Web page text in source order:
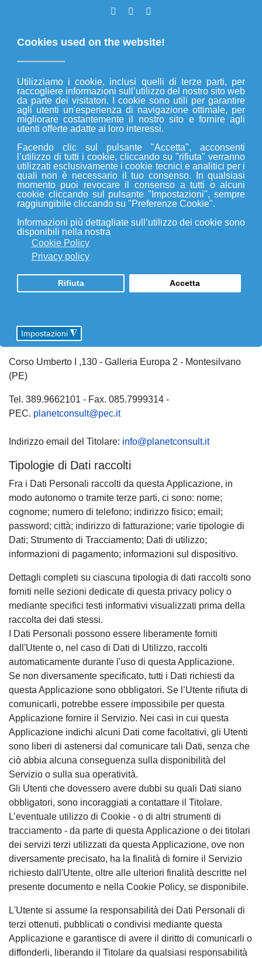
Cookies used on the website!
Utilizziamo i cookie, inclusi quelli di terze parti, per
raccogliere informazioni sull’utilizzo del nostro sito web
da parte dei visitatori. I cookie sono utili per garantire
agli utenti un'esperienza di navigazione ottimale, per
migliorare costantemente il nostro sito e fornire agli
utenti offerte adatte ai loro interessi.
Facendo clic sul pulsante "Accetta", acconsenti
l’utilizzo di tutti i cookie, cliccando su "rifiuta" verranno
utilizzati esclusivamente i cookie tecnici e analitici per i
quali non è necessario il tuo consenso. In qualsiasi
momento puoi revocare il consenso a tutti o alcuni
cookie cliccando sul pulsante "Impostazioni", sempre
raggiungibile cliccando su "Preferenze Cookie".
Informazioni più dettagliate sull’utilizzo dei cookie sono
disponibili nella nostra
Impostazioni ◮
Cookie Policy
Privacy policy
Rifiuta Accetta
Privacy Policy
Privacy
Privacy Policy del sito Planetconsult.it
Questa Applicazione raccoglie alcuni Dati Personali dei
propri Utenti.
comando di stampa presente nelle impostazioni di
PLANET CONSULT di Maggi Davide
Corso Umberto I ,130 - Galleria Europa 2 - Montesilvano
(PE)
Tel. 389.9662101 - Fax. 085.7999314 -
PEC. planetconsult@pec.it
Indirizzo email del Titolare: info@planetconsult.it
Tipologie di Dati raccolti
Fra i Dati Personali raccolti da questa Applicazione, in
modo autonomo o tramite terze parti, ci sono: nome;
cognome; numero di telefono; indirizzo fisico; email;
password; città; indirizzo di fatturazione; varie tipologie di
Dati; Strumento di Tracciamento; Dati di utilizzo;
informazioni di pagamento; informazioni sul dispositivo.
Dettagli completi su ciascuna tipologia di dati raccolti sono
forniti nelle sezioni dedicate di questa privacy policy o
mediante specifici testi informativi visualizzati prima della
raccolta dei dati stessi.
I Dati Personali possono essere liberamente forniti
dall'Utente o, nel caso di Dati di Utilizzo, raccolti
automaticamente durante l'uso di questa Applicazione.
Se non diversamente specificato, tutti i Dati richiesti da
questa Applicazione sono obbligatori. Se l’Utente rifiuta di
comunicarli, potrebbe essere impossibile per questa
Applicazione fornire il Servizio. Nei casi in cui questa
Applicazione indichi alcuni Dati come facoltativi, gli Utenti
sono liberi di astenersi dal comunicare tali Dati, senza che
ciò abbia alcuna conseguenza sulla disponibilità del
Servizio o sulla sua operatività.
Gli Utenti che dovessero avere dubbi su quali Dati siano
obbligatori, sono incoraggiati a contattare il Titolare.
L’eventuale utilizzo di Cookie - o di altri strumenti di
tracciamento - da parte di questa Applicazione o dei titolari
dei servizi terzi utilizzati da questa Applicazione, ove non
diversamente precisato, ha la finalità di fornire il Servizio
richiesto dall'Utente, oltre alle ulteriori finalità descritte nel
presente documento e nella Cookie Policy, se disponibile.
L'Utente si assume la responsabilità dei Dati Personali di
terzi ottenuti, pubblicati o condivisi mediante questa
Applicazione e garantisce di avere il diritto di comunicarli o
diffonderli, liberando il Titolare da qualsiasi responsabilità